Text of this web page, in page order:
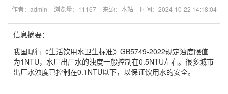
作者：admin 浏览量：11167 来源：本站 时间：2024-10-22 14:18:04
信息摘要：
我国现行《生活饮用水卫生标准》GB5749-2022规定浊度限值
为1NTU，水厂出厂水的浊度一般控制在0.5NTU左右。很多城市
出厂水浊度已控制在0.1NTU以下，以保证饮用水的安全。